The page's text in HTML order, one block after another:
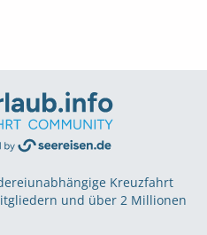
Kreuzfahrt
und über 2 Millionen